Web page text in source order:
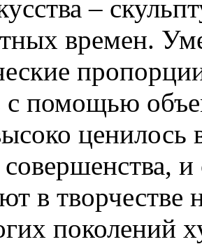
–
времен.
с помощью
ценилось
совершенства,
в творчестве
поколений